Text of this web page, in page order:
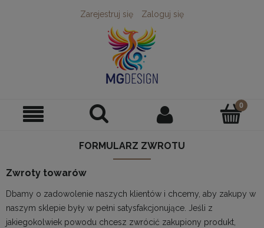
Zarejestruj się Zaloguj się
FORMULARZ ZWROTU
Zwroty towarów
Dbamy o zadowolenie naszych klientów i chcemy, aby zakupy w
naszym sklepie były w pełni satysfakcjonujące. Jeśli z
jakiegokolwiek powodu chcesz zwrócić zakupiony produkt,